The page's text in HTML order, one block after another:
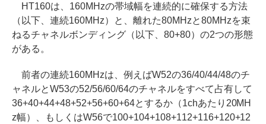
HT160は、160MHzの帯域幅を連続的に確保する方法
（以下、連続160MHz）と、離れた80MHzと80MHzを束
ねるチャネルボンディング（以下、80+80）の2つの形態
がある。
前者の連続160MHzは、例えばW52の36/40/44/48のチ
ャネルとW53の52/56/60/64のチャネルをすべて占有して
36+40+44+48+52+56+60+64とするか（1chあたり20MH
z幅）、もしくはW56で100+104+108+112+116+120+12